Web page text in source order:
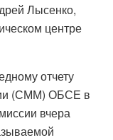
Лысенко,
центре
отчету
(СММ) ОБСЕ в
вчера